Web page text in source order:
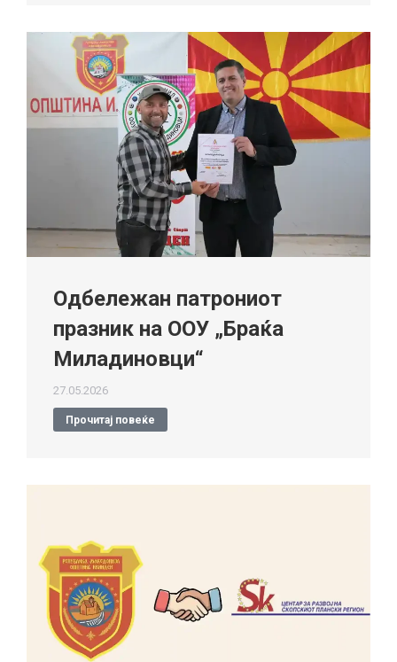
Одбележан патрониот
празник на ООУ „Браќа
Миладиновци“
27.05.2026
Прочитај повеќе